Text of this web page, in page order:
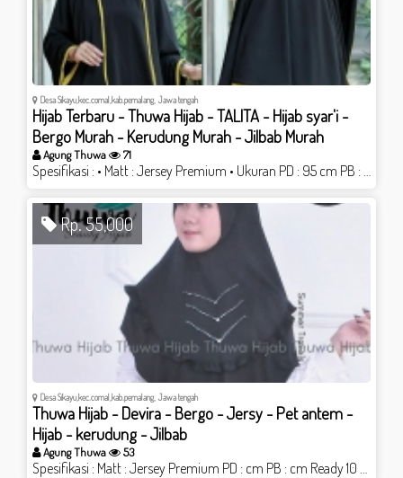
Desa Sikayu,kec.comal,kab.pemalang, Jawa tengah
Hijab Terbaru - Thuwa Hijab - TALITA - Hijab syar'i -
Bergo Murah - Kerudung Murah - Jilbab Murah
Agung Thuwa 71
Spesifikasi : • Matt : Jersey Premium • Ukuran PD : 95 cm PB : 110 cm Ready 10 Warna Pilihan ( cek di website kami / shopee ) • Selisih perbedaan di karenakan proses produksi • Aksen : Kombinasi pet tali dan lis bawah yang menghilangkan kesan monoton saat di pakai • Pet antem khas Thuwa Hijab • PRODUSEN Hijab dengan kualitas jahitan dan bahan INSYA ALLAH bagus • Produk Original berLabel Thuwa Hijab kunjungi website kami ; www.thuwa.com shopee.co.id/thuwahijab
Rp. 55,000
Desa Sikayu,kec.comal,kab.pemalang, Jawa tengah
Thuwa Hijab - Devira - Bergo - Jersy - Pet antem -
Hijab - kerudung - Jilbab
Agung Thuwa 53
Spesifikasi : Matt : Jersey Premium PD : cm PB : cm Ready 10 warna ( cek di web kami ) selisih perbedaan di karenakan proses produksi aksen : Rempel full bawah gantung dan tambahan payet di bagian dada => Pet antem khas Thuwa Hijab <= PRODUSEN Hijab dengan kualitas jahitan dan bahan PILIHAN Produk Original berLabel Thuwa Hijab kunjungi website kami ; www.thuwa.com shopee.co.id/thuwahijab